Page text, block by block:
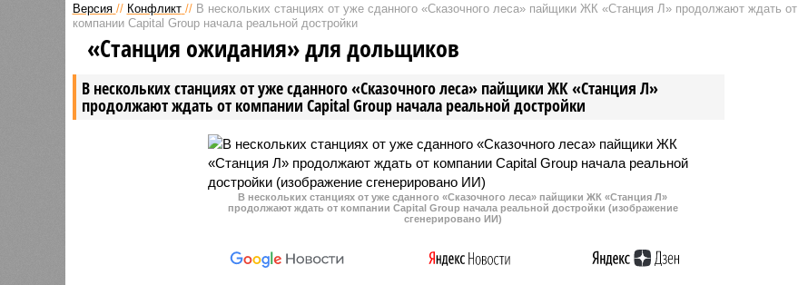
границах Украины, включая
Польшу, временные хранилища
для транспортировки пшеницы,
предложили в период их
среде обитания следить с
изменения. В соответствии с
Версия // Конфликт // В нескольких станциях от уже сданного «Сказочного леса» пайщики ЖК «Станция Л» продолжают ждать от
компании Capital Group начала реальной достройки
В нескольких станциях от уже сданного «Сказочного леса» пайщики ЖК «Станция Л»
продолжают ждать от компании Capital Group начала реальной достройки
«Станция ожидания» для дольщиков
В нескольких станциях от уже сданного «Сказочного леса» пайщики ЖК «Станция Л»
продолжают ждать от компании Capital Group начала реальной достройки (изображение
сгенерировано ИИ)